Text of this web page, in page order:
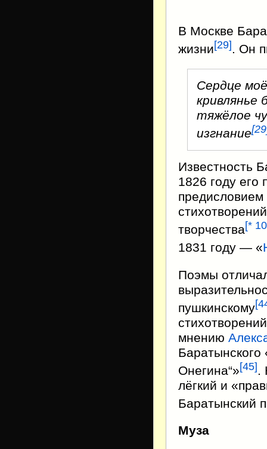
В Москве
жизни[29] . Он
Сердце
кривлянье
тяжёлое
изгнание[29
Известность
1826 году его
предисловием
творчества[* 10
1831 году — «
Поэмы
пушкинскому[
мнению
Баратынского
Онегина“»[45].
лёгкий и
Баратынский
Муза